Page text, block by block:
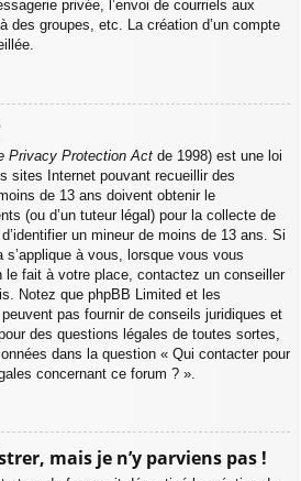
privée, l’envoi de courriels aux
des groupes, etc. La création d’un compte
Privacy Protection Act de 1998) est une loi
sites Internet pouvant recueillir des
de 13 ans doivent obtenir le
(ou d’un tuteur légal) pour la collecte de
un mineur de moins de 13 ans. Si
s’applique à vous, lorsque vous vous
le fait à votre place, contactez un conseiller
Notez que phpBB Limited et les
pas fournir de conseils juridiques et
des questions légales de toutes sortes,
dans la question « Qui contacter pour
concernant ce forum ? ».
mais je n’y parviens pas !